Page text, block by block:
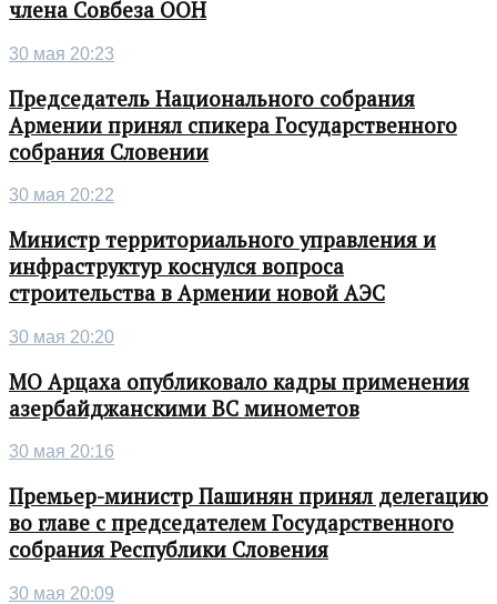
члена Совбеза ООН
30 мая 20:23
Председатель Национального собрания
Армении принял спикера Государственного
собрания Словении
30 мая 20:22
Министр территориального управления и
инфраструктур коснулся вопроса
строительства в Армении новой АЭС
30 мая 20:20
МО Арцаха опубликовало кадры применения
азербайджанскими ВС минометов
30 мая 20:16
Премьер-министр Пашинян принял делегацию
во главе с председателем Государственного
собрания Республики Словения
30 мая 20:09